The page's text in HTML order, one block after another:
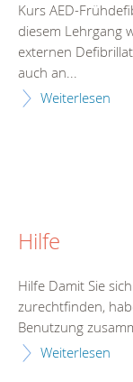
Kurs AED-
diesem Lehrgang
externen
auch an...
Weiterlesen
Hilfe
Hilfe Damit Sie
zurechtfinden,
Benutzung
Weiterlesen